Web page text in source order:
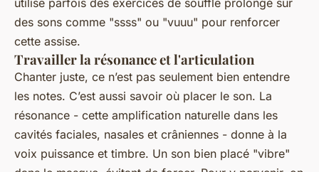
utilise parfois des exercices de souffle prolongé sur
des sons comme "ssss" ou "vuuu" pour renforcer
cette assise.
Travailler la résonance et l'articulation
Chanter juste, ce n’est pas seulement bien entendre
les notes. C’est aussi savoir où placer le son. La
résonance - cette amplification naturelle dans les
cavités faciales, nasales et crâniennes - donne à la
voix puissance et timbre. Un son bien placé "vibre"